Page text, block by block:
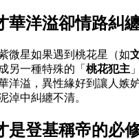
華洋溢卻情路糾
微星如果遇到桃花星（如
另一種特殊的「 桃花犯主
洋溢，異性緣好到讓人嫉
淖中糾纏不清。
是登基稱帝的必